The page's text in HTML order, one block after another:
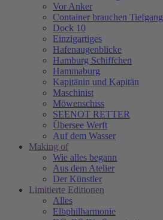
Vor Anker
Container brauchen Tiefgang
Dock 10
Einzigartiges
Hafenaugen­blicke
Hamburg Schiffchen
Hammaburg
Kapitänin und Kapitän
Maschinist
Möwenschiss
SEENOT RETTER
Übersee Werft
Auf dem Wasser
Making of
Wie alles begann
Aus dem Atelier
Der Künstler
Limitierte Editionen
Alles
Elbphilharmonie